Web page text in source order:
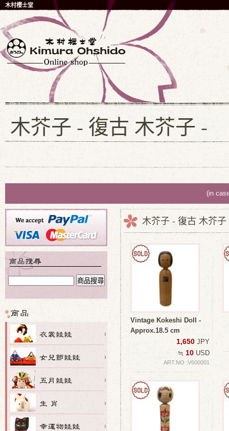
木村櫻士堂
木芥子 - 復古 木芥子 -
(in
木芥子 - 復古 木芥子
Vintage Kokeshi Doll -
Approx.18.5 cm
1,650 JPY
≒ 10 USD
ART.NO :V600001